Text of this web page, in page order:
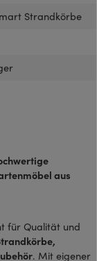
Strandkörbe
aus
für Qualität und
. Mit eigener